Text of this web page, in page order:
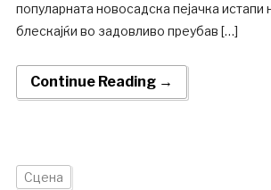
популарната новосадска пејачка истапи
блескајќи во задовливо преубав […]
Continue Reading →
Сцена